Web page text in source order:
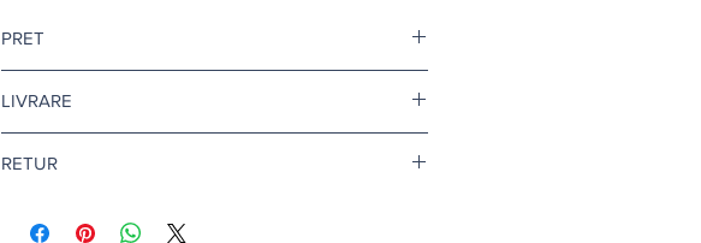
PRET
LIVRARE
Pentru tapet si adeziv tapet, termenul de livrare este de
Citeste mai multeaici
RETUR
Afla mai multe
aici